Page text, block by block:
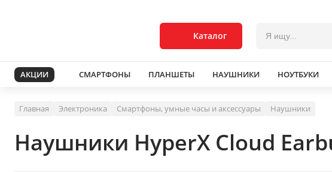
Каталог
АКЦИИ СМАРТФОНЫ ПЛАНШЕТЫ НАУШНИКИ НОУТБУКИ
Главная Электроника Смартфоны, умные часы и аксессуары Наушники
Наушники HyperX Cloud